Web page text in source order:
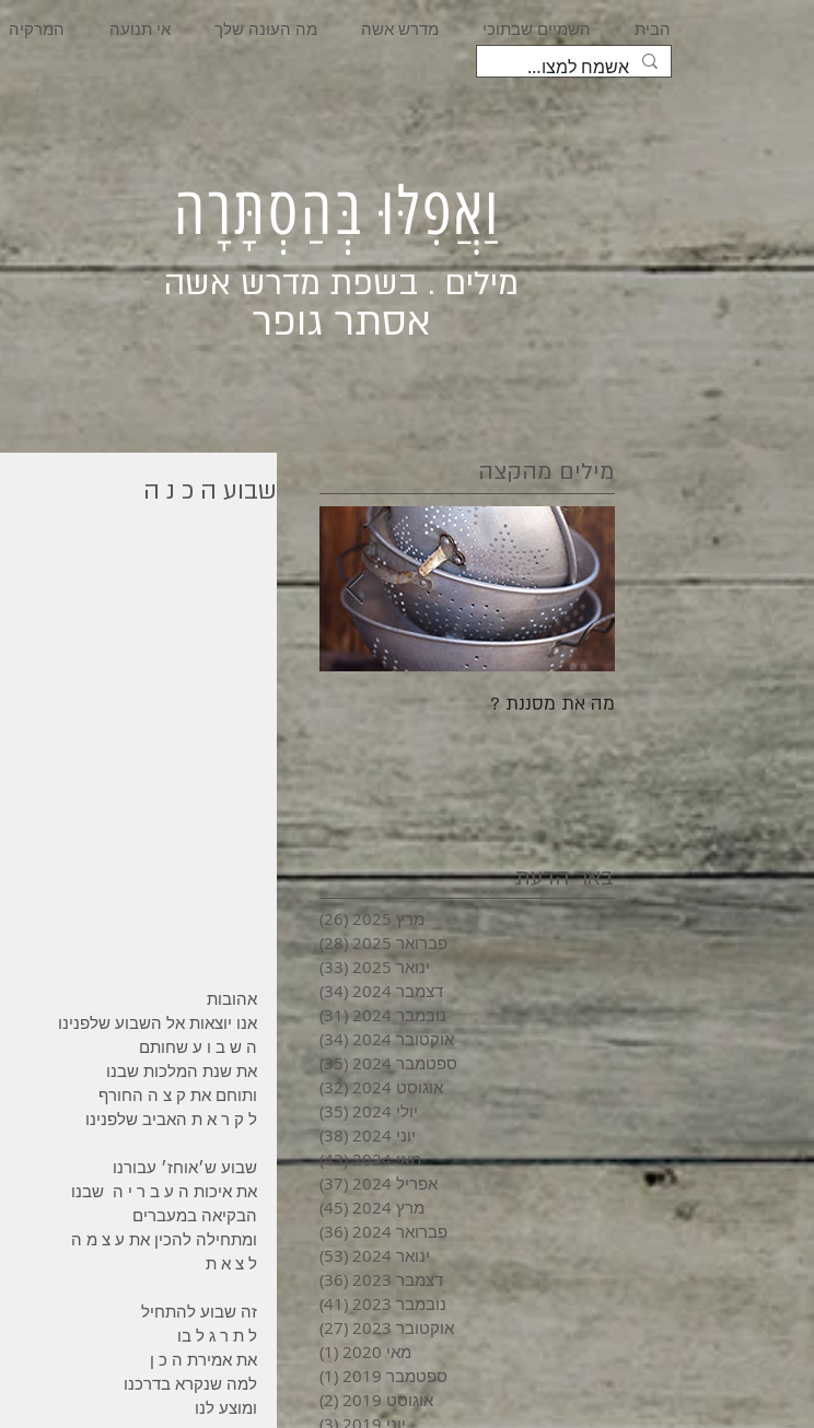
המרקיה אי תנועה מה העונה שלך מדרש אשה השמיים שבתוכי הבית
מילים . בשפת מדרש אשה
אסתר גופר
וַאֲפִלּוּ בְּהַסְתָּרָה
שבוע ה כ נ ה
אהובות
אנו יוצאות אל השבוע שלפנינו
ה ש ב ו ע שחותם
את שנת המלכות שבנו
ותוחם את ק צ ה החורף
ל ק ר א ת האביב שלפנינו
שבוע ש׳אוחז׳ עבורנו
את איכות ה ע ב ר י ה  שבנו
הבקיאה במעברים
ומתחילה להכין את ע צ מ ה
ל צ א ת
זה שבוע להתחיל
ל ת ר ג ל בו
את אמירת ה כ ן
למה שנקרא בדרכנו
ומוצע לנו
מילים מהקצה
מה את מסננת ?
באר הדעת
מרץ 2025 (26)
26 פוסטים
פברואר 2025
(28)
28 פוסטים
ינואר 2025
(33)
דצמבר 2024
(34)
נובמבר 2024
(31)
31 פוסטים
אוקטובר 2024
(34)
ספטמבר 2024
(35)
אוגוסט 2024
(32)
יולי 2024
(35)
יוני 2024
(38)
38 פוסטים
מאי 2024
(43)
43 פוסטים
אפריל 2024
(37)
מרץ 2024
(45)
פברואר 2024
(36)
ינואר 2024
(53)
דצמבר 2023
(36)
נובמבר 2023
(41)
41 פוסטים
אוקטובר 2023
(27)
מאי 2020
(1)
פוסט 1
ספטמבר 2019
(1)
אוגוסט 2019
(2)
2 פוסטים
יוני 2019
(3)
בית מדרש אשה